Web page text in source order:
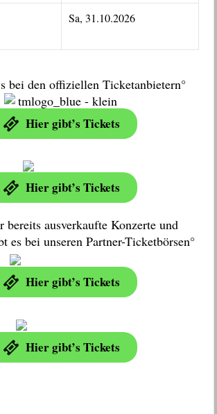
Sa, 31.10.2026
bei den offiziellen Ticketanbietern°
Hier gibt’s Tickets
Hier gibt’s Tickets
bereits ausverkaufte Konzerte und
es bei unseren Partner-Ticketbörsen°
Hier gibt’s Tickets
Hier gibt’s Tickets